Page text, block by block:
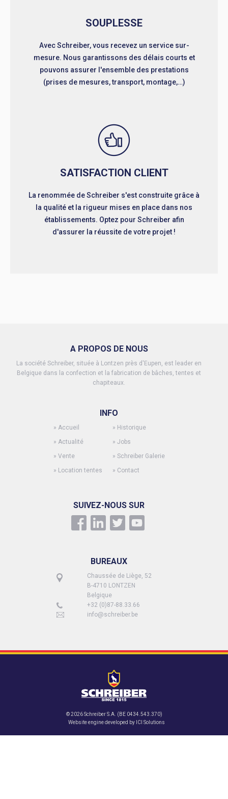
SOUPLESSE
Avec Schreiber, vous recevez un service sur-
mesure. Nous garantissons des délais courts et
pouvons assurer l'ensemble des prestations
(prises de mesures, transport, montage,…)
SATISFACTION CLIENT
La renommée de Schreiber s'est construite grâce à
la qualité et la rigueur mises en place dans nos
établissements. Optez pour Schreiber afin
d'assurer la réussite de votre projet !
A PROPOS DE NOUS
La société Schreiber, située à Lontzen près d'Eupen, est leader en
Belgique dans la confection et la fabrication de bâches, tentes et
chapiteaux.
INFO
» Accueil
» Actualité
» Vente
» Location tentes
» Historique
» Jobs
» Schreiber Galerie
» Contact
SUIVEZ-NOUS SUR
BUREAUX
Chaussée de Liège, 52
B-4710 LONTZEN
Belgique
+32 (0)87-88.33.66
info@schreiber.be
© 2026 Schreiber S.A. (BE 0434.543.370)
Website engine developed by ICI Solutions